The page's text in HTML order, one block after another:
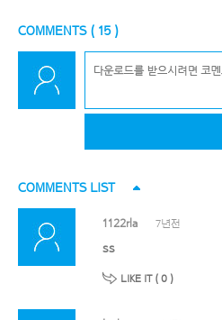
COMMENTS ( 15)
COMMENTS LIST
1122rla 7년전
ss
LIKE IT ( 0 )